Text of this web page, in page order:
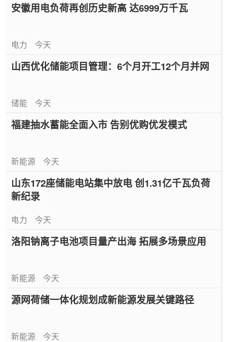
安徽用电负荷再创历史新高 达6999万千瓦
电力 今天
山西优化储能项目管理：6个月开工12个月并网
储能 今天
福建抽水蓄能全面入市 告别优购优发模式
新能源 今天
山东172座储能电站集中放电 创1.31亿千瓦负荷
新纪录
电力 今天
洛阳钠离子电池项目量产出海 拓展多场景应用
新能源 今天
源网荷储一体化规划成新能源发展关键路径
新能源 今天